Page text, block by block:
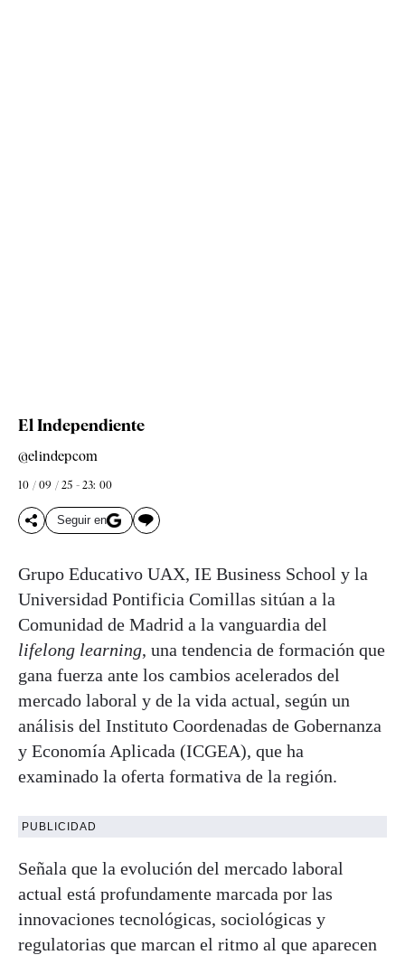
El Independiente
@elindepcom
10 / 09 / 25 - 23: 00
Seguir en
Grupo Educativo UAX, IE Business School y la
Universidad Pontificia Comillas sitúan a la
Comunidad de Madrid a la vanguardia del
lifelong learning, una tendencia de formación que
gana fuerza ante los cambios acelerados del
mercado laboral y de la vida actual, según un
análisis del Instituto Coordenadas de Gobernanza
y Economía Aplicada (ICGEA), que ha
examinado la oferta formativa de la región.
PUBLICIDAD
Señala que la evolución del mercado laboral
actual está profundamente marcada por las
innovaciones tecnológicas, sociológicas y
regulatorias que marcan el ritmo al que aparecen